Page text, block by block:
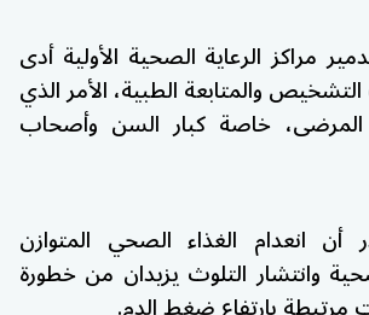
مراكز الرعاية الصحية الأولية أدى
والمتابعة الطبية، الأمر الذي
المرضى، خاصة كبار السن وأصحاب
انعدام الغذاء الصحي المتوازن
وانتشار التلوث يزيدان من خطورة